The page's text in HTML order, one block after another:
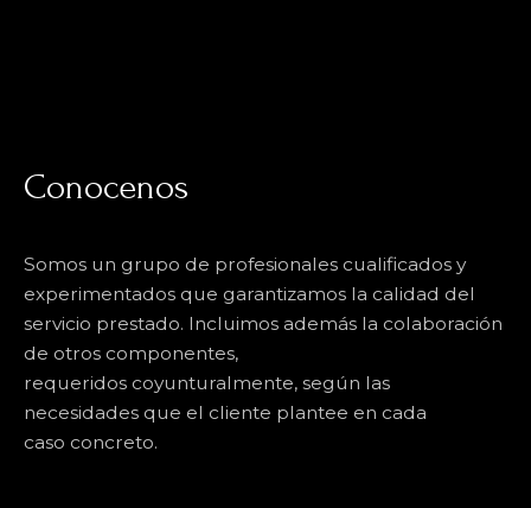
Conocenos​
Somos un grupo de profesionales cualificados y
experimentados que garantizamos la calidad del
servicio prestado. Incluimos además la colaboración
de otros componentes,
requeridos coyunturalmente, según las
necesidades que el cliente plantee en cada
caso concreto.